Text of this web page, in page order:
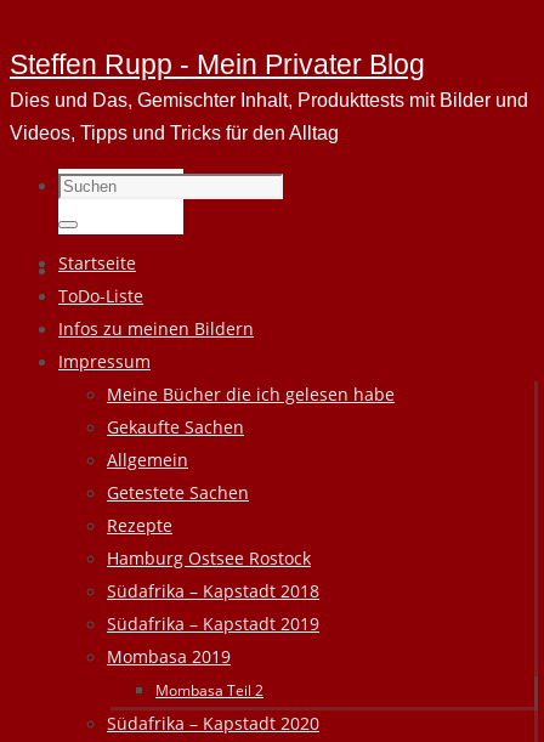
Steffen Rupp - Mein Privater Blog
Dies und Das, Gemischter Inhalt, Produkttests mit Bilder und
Videos, Tipps und Tricks für den Alltag
Suchen
nach:
Suchen
Zum
Inhalt
springen
Startseite
ToDo-Liste
Infos zu meinen Bildern
Impressum
Meine Bücher die ich gelesen habe
Gekaufte Sachen
Allgemein
Getestete Sachen
Rezepte
Hamburg Ostsee Rostock
Südafrika – Kapstadt 2018
Südafrika – Kapstadt 2019
Mombasa 2019
Mombasa Teil 2
Südafrika – Kapstadt 2020